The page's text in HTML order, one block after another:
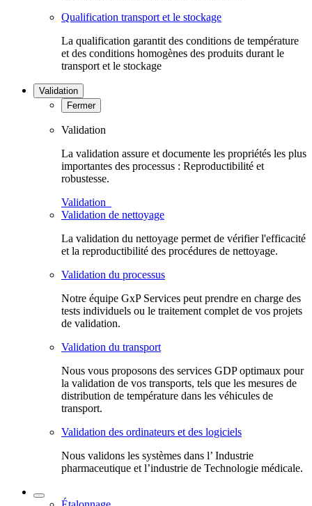
Qualification transport et le stockage
La qualification garantit des conditions de température
et des conditions homogènes des produits durant le
transport et le stockage
Validation
Fermer
Validation
La validation assure et documente les propriétés les plus
importantes des processus : Reproductibilité et
robustesse.
Validation
Validation de nettoyage
La validation du nettoyage permet de vérifier l'efficacité
et la reproductibilité des procédures de nettoyage.
Validation du processus
Notre équipe GxP Services peut prendre en charge des
tests individuels ou le traitement complet de vos projets
de validation.
Validation du transport
Nous vous proposons des services GDP optimaux pour
la validation de vos transports, tels que les mesures de
distribution de température dans les véhicules de
transport.
Validation des ordinateurs et des logiciels
Nous validons les systèmes dans l’ Industrie
pharmaceutique et l’industrie de Technologie médicale.